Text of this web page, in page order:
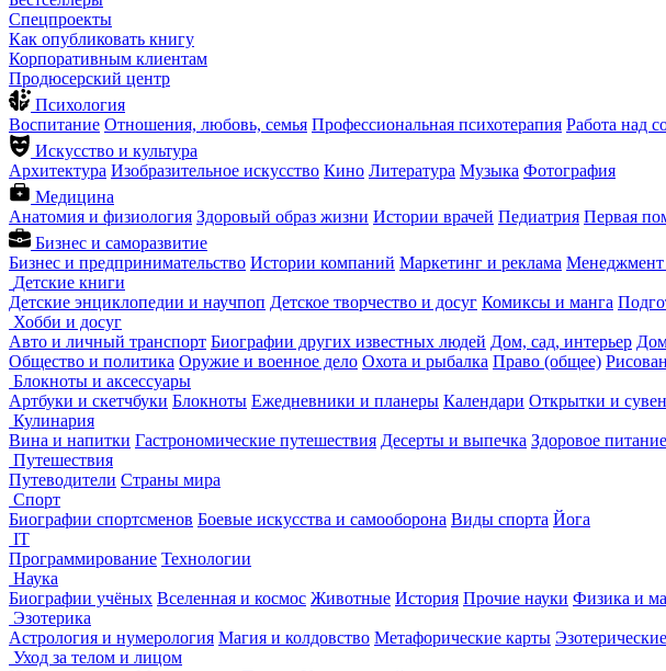
Спецпроекты
Как опубликовать книгу
Корпоративным клиентам
Продюсерский центр
Психология
Воспитание Отношения, любовь, семья Профессиональная психотерапия Работа над
Искусство и культура
Архитектура Изобразительное искусство Кино Литература Музыка Фотография
Медицина
Анатомия и физиология Здоровый образ жизни Истории врачей Педиатрия Первая
Бизнес и саморазвитие
Бизнес и предпринимательство Истории компаний Маркетинг и реклама Менеджмент
Детские книги
Детские энциклопедии и научпоп Детское творчество и досуг Комиксы и манга
Хобби и досуг
Авто и личный транспорт Биографии других известных людей Дом, сад, интерьер
Общество и политика Оружие и военное дело Охота и рыбалка Право (общее)
Блокноты и аксессуары
Артбуки и скетчбуки Блокноты Ежедневники и планеры Календари Открытки и
Кулинария
Вина и напитки Гастрономические путешествия Десерты и выпечка Здоровое питание
Путешествия
Путеводители Страны мира
Спорт
Биографии спортсменов Боевые искусства и самооборона Виды спорта Йога
IT
Программирование Технологии
Наука
Биографии учёных Вселенная и космос Животные История Прочие науки Физика и
Эзотерика
Астрология и нумерология Магия и колдовство Метафорические карты
Уход за телом и лицом